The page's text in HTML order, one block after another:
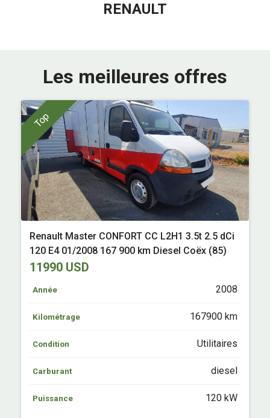
RENAULT
Les meilleures offres
Top
Renault Master CONFORT CC L2H1 3.5t 2.5 dCi
120 E4 01/2008 167 900 km Diesel Coëx (85)
11990 USD
Année 2008
Kilométrage 167900 km
Condition Utilitaires
Carburant diesel
Puissance 120 kW